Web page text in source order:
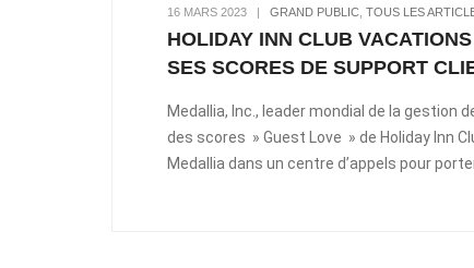
16 MARS 2023 | GRAND PUBLIC TOUS LES
HOLIDAY INN CLUB
SES SCORES DE SUPPORT
Medallia, Inc., leader mondial de la gestion
des scores » Guest Love » de Holiday Inn
Medallia dans un centre d’appels pour